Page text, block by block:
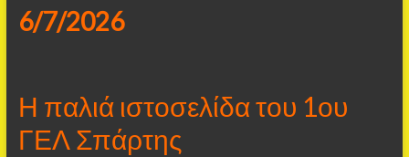
6/7/2026
Η παλιά ιστοσελίδα του 1ου
ΓΕΛ Σπάρτης